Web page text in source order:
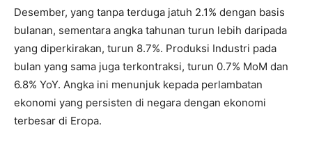
Desember, yang tanpa terduga jatuh 2.1% dengan basis
bulanan, sementara angka tahunan turun lebih daripada
yang diperkirakan, turun 8.7%. Produksi Industri pada
bulan yang sama juga terkontraksi, turun 0.7% MoM dan
6.8% YoY. Angka ini menunjuk kepada perlambatan
ekonomi yang persisten di negara dengan ekonomi
terbesar di Eropa.